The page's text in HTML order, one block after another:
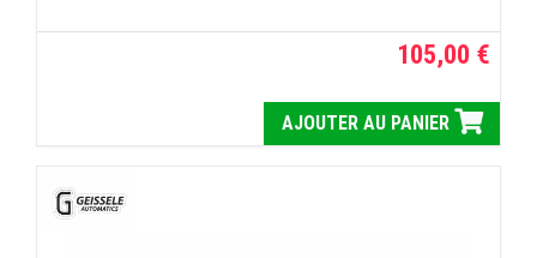
105,00 €
AJOUTER AU PANIER